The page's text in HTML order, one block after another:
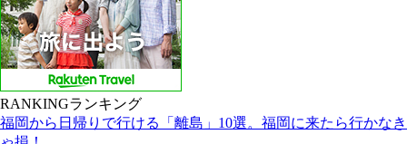
RANKINGランキング
福岡から日帰りで行ける「離島」10選。福岡に来たら行かなき